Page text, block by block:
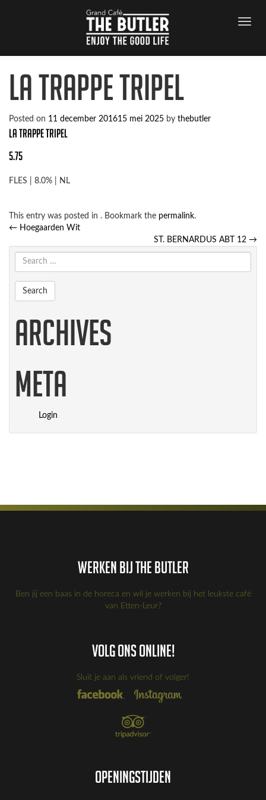
La Trappe Tripel
Posted on 11 december 201615 mei 2025 by thebutler
La Trappe Tripel
5.75
FLES | 8.0% | NL
This entry was posted in . Bookmark the permalink.
Post
← Hoegaarden Wit
ST. BERNARDUS ABT 12 →
Archives
Meta
Login
Werken bij the Butler
Ben jij een baas in de horeca en wil je werken bij het leukste café
van Etten-Leur?
Volg ons online!
Sluit je aan als vriend of volger!
Openingstijden